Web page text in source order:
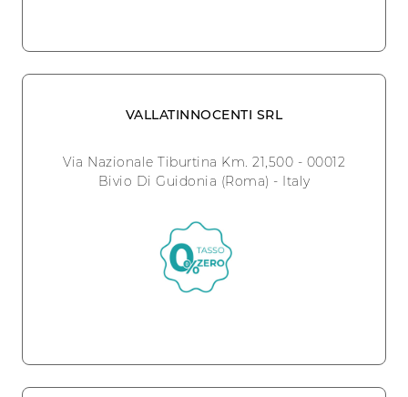
VALLATINNOCENTI SRL
Via Nazionale Tiburtina Km. 21,500 - 00012
Bivio Di Guidonia (Roma) - Italy